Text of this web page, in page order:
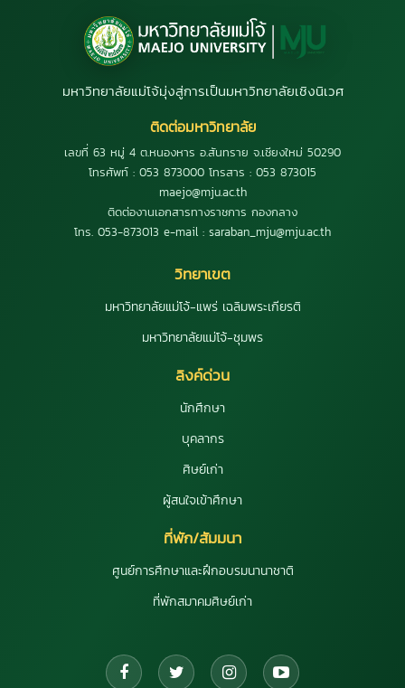
มหาวิทยาลัยแม่โจ้มุ่งสู่การเป็นมหาวิทยาลัยเชิงนิเวศ
ติดต่อมหาวิทยาลัย
เลขที่ 63 หมู่ 4 ต.หนองหาร อ.สันทราย จ.เชียงใหม่ 50290
โทรศัพท์ : 053 873000 โทรสาร : 053 873015
maejo@mju.ac.th
ติดต่องานเอกสารทางราชการ กองกลาง
โทร. 053-873013 e-mail : saraban_mju@mju.ac.th
วิทยาเขต
มหาวิทยาลัยแม่โจ้-แพร่ เฉลิมพระเกียรติ
มหาวิทยาลัยแม่โจ้-ชุมพร
ลิงค์ด่วน
นักศึกษา
บุคลากร
ศิษย์เก่า
ผู้สนใจเข้าศึกษา
ที่พัก/สัมมนา
ศูนย์การศึกษาและฝึกอบรมนานาชาติ
ที่พักสมาคมศิษย์เก่า